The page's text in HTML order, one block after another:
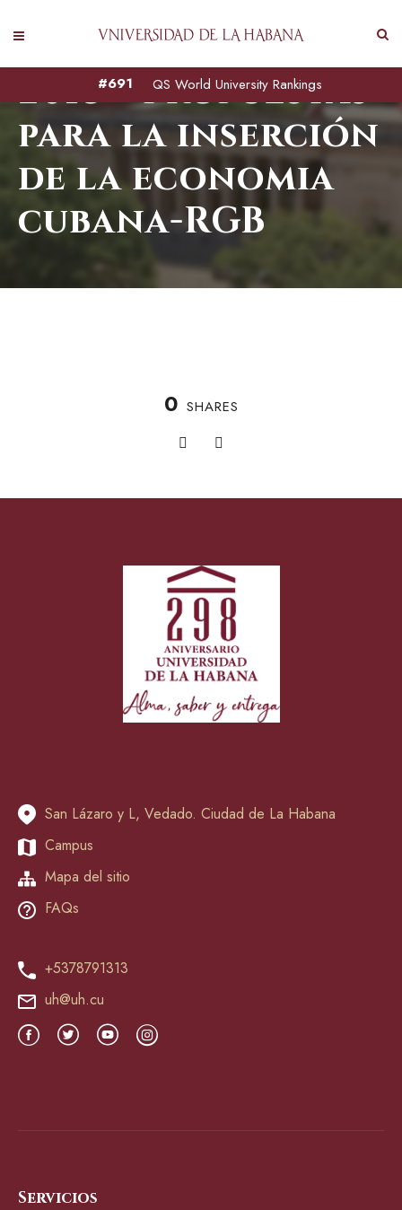
QS World University Rankings
#691
2018 – Propuestas
para la inserción
de la economia
cubana-RGB
0 SHARES
San Lázaro y L, Vedado. Ciudad de La Habana
Campus
Mapa del sitio
FAQs
+5378791313
uh@uh.cu
Servicios